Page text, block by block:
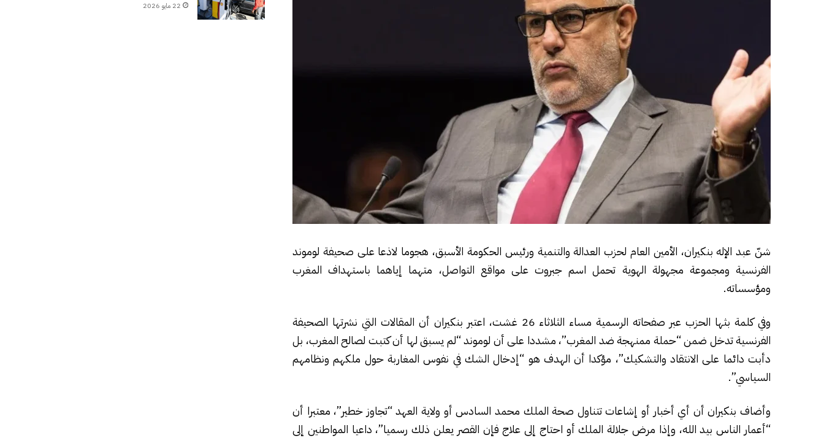
شنّ عبد الإله بنكيران، الأمين العام لحزب العدالة والتنمية ورئيس الحكومة الأسبق، هجوما لاذعا على صحيفة لوموند
الفرنسية ومجموعة مجهولة الهوية تحمل اسم جبروت على مواقع التواصل، متهما إياهما باستهداف المغرب
ومؤسساته.
وفي كلمة بثها الحزب عبر صفحاته الرسمية مساء الثلاثاء 26 غشت، اعتبر بنكيران أن المقالات التي نشرتها الصحيفة
الفرنسية تدخل ضمن “حملة ممنهجة ضد المغرب”، مشددا على أن لوموند “لم يسبق لها أن كتبت لصالح المغرب، بل
دأبت دائما على الانتقاد والتشكيك”، مؤكدا أن الهدف هو “إدخال الشك في نفوس المغاربة حول ملكهم ونظامهم
السياسي”.
وأضاف بنكيران أن أي أخبار أو إشاعات تتناول صحة الملك محمد السادس أو ولاية العهد “تجاوز خطير”، معتبرا أن
“أعمار الناس بيد الله، وإذا مرض جلالة الملك أو احتاج إلى علاج فإن القصر يعلن ذلك رسميا”، داعيا المواطنين إلى
22 مايو 2026